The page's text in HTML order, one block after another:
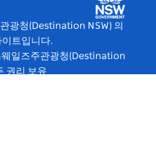
광청(Destination NSW) 의
이트입니다.
웨일즈주관광청(Destination
권리 보유